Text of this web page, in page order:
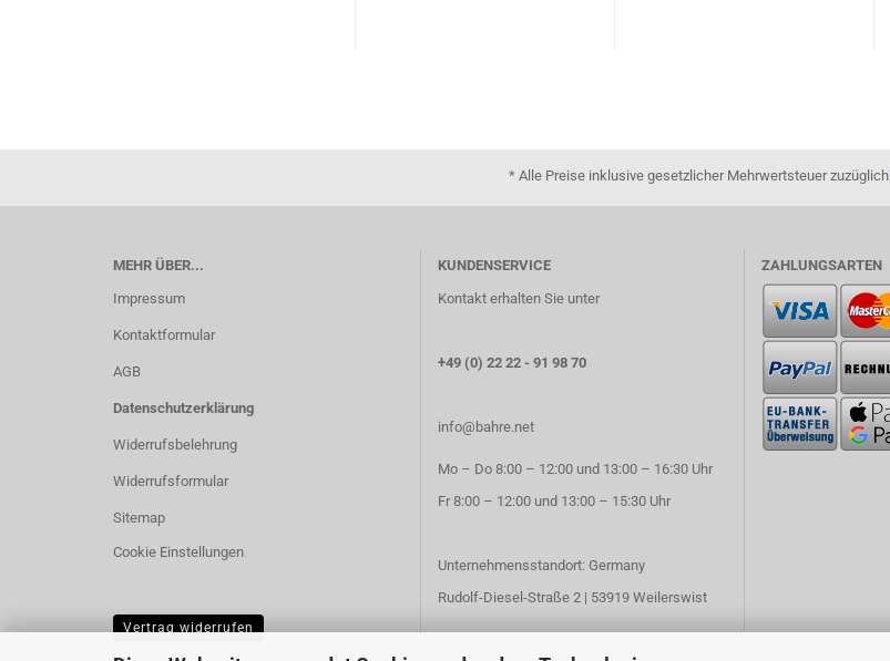
* Alle Preise inklusive gesetzlicher Mehrwertsteuer zuzüglich
MEHR ÜBER...
Impressum
Kontaktformular
AGB
Datenschutzerklärung
Widerrufsbelehrung
Widerrufsformular
Sitemap
Cookie Einstellungen
KUNDENSERVICE
Kontakt erhalten Sie unter
+49 (0) 22 22 - 91 98 70
info@bahre.net
Mo – Do 8:00 – 12:00 und 13:00 – 16:30 Uhr
Fr 8:00 – 12:00 und 13:00 – 15:30 Uhr
Unternehmensstandort: Germany
Rudolf-Diesel-Straße 2 | 53919 Weilerswist
ZAHLUNGSARTEN
Vertrag widerrufen